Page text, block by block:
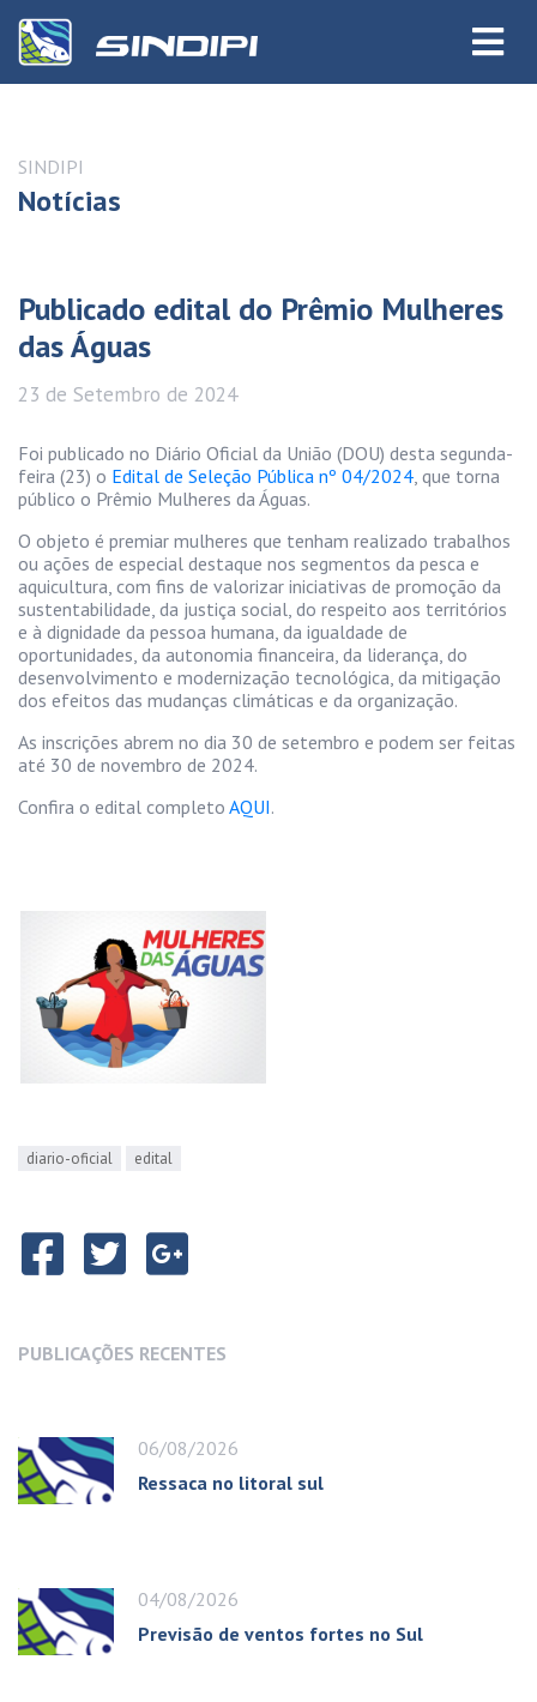
SINDIPI
Notícias
Publicado edital do Prêmio Mulheres
das Águas
23 de Setembro de 2024
Foi publicado no Diário Oficial da União (DOU) desta segunda-
feira (23) o Edital de Seleção Pública nº 04/2024, que torna
público o Prêmio Mulheres da Águas.
O objeto é premiar mulheres que tenham realizado trabalhos
ou ações de especial destaque nos segmentos da pesca e
aquicultura, com fins de valorizar iniciativas de promoção da
sustentabilidade, da justiça social, do respeito aos territórios
e à dignidade da pessoa humana, da igualdade de
oportunidades, da autonomia financeira, da liderança, do
desenvolvimento e modernização tecnológica, da mitigação
dos efeitos das mudanças climáticas e da organização.
As inscrições abrem no dia 30 de setembro e podem ser feitas
até 30 de novembro de 2024.
Confira o edital completo AQUI.
diario-oficial edital
PUBLICAÇÕES RECENTES
06/08/2026
Ressaca no litoral sul
04/08/2026
Previsão de ventos fortes no Sul